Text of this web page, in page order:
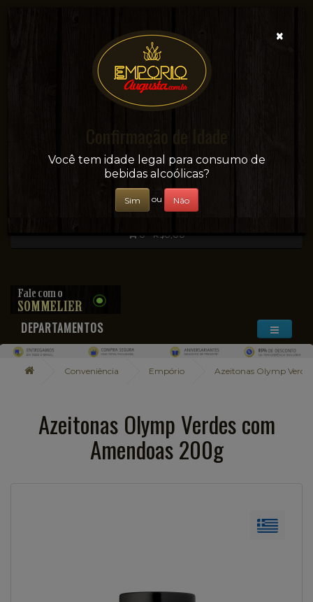
Sua conveniência e adega on-line!
0 - R$0,00
DEPARTAMENTOS
Conveniência Empório Azeitonas Olymp
Azeitonas Olymp Verdes com
Amendoas 200g
×
Confirmação de Idade
Você tem idade legal para consumo de
bebidas alcoólicas?
Sim ou Não